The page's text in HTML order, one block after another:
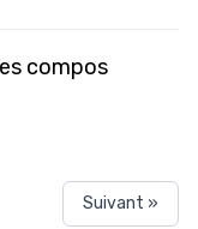
compos
Suivant »